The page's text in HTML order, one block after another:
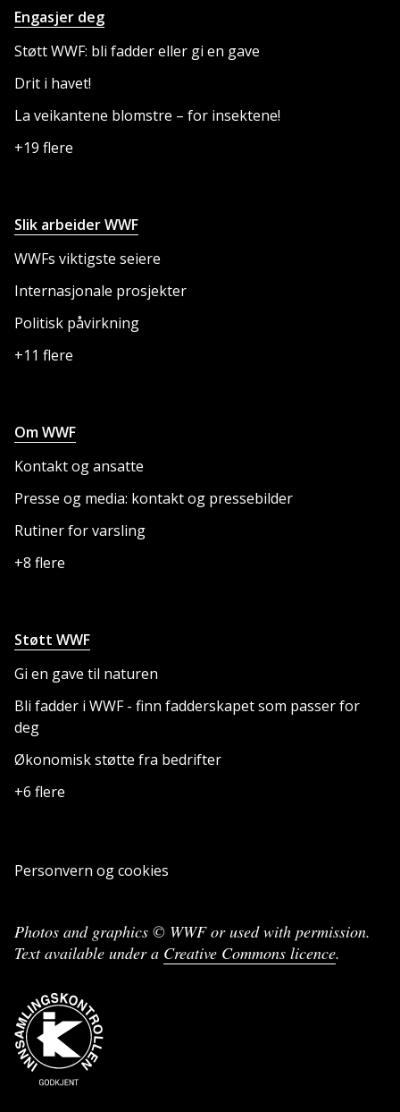
Engasjer deg
Støtt WWF: bli fadder eller gi en gave
Drit i havet!
La veikantene blomstre – for insektene!
+19 flere
Slik arbeider WWF
WWFs viktigste seiere
Internasjonale prosjekter
Politisk påvirkning
+11 flere
Om WWF
Kontakt og ansatte
Presse og media: kontakt og pressebilder
Rutiner for varsling
+8 flere
Støtt WWF
Gi en gave til naturen
Bli fadder i WWF - finn fadderskapet som passer for
deg
Økonomisk støtte fra bedrifter
+6 flere
Personvern og cookies
Photos and graphics © WWF or used with permission.
Text available under a Creative Commons licence.